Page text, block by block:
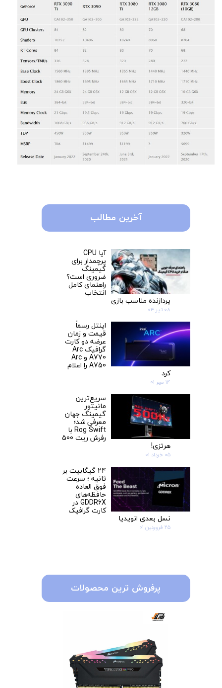
پرفروش ترین محصولات
آخرین مطالب
آیا CPU
پرچمدار برای
گیمینگ
ضروری است؟
راهنمای کامل
انتخاب
پردازنده مناسب بازی
۰۸ تیر ۰۴
اینتل رسماً
قیمت و زمان
عرضه دو کارت‌
گرافیک Arc
A770 و Arc
A750 را اعلام
کرد
۱۴ مهر ۰۱
سریع‌ترین
مانیتور
گیمینگ جهان
معرفی شد؛
Rog Swift با
رفرش ریت 500
هرتزی!
۰۵ خرداد ۰۱
24 گیگابیت بر
ثانیه ؛ سرعت
فوق العاده
حافظه‌‎های
GDDR6X در
کارت گرافیک
نسل بعدی انویدیا
۲۵ فروردین ۰۱